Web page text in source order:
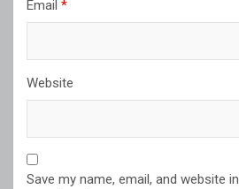
Email *
Website
Save my name, email, and website